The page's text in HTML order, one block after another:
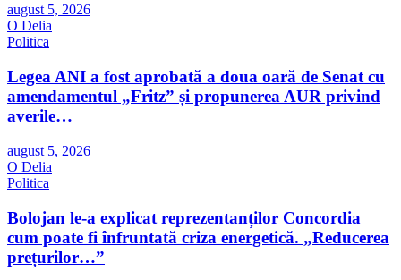
august 5, 2026
O Delia
Politica
Legea ANI a fost aprobată a doua oară de Senat cu
amendamentul „Fritz” și propunerea AUR privind
averile…
august 5, 2026
O Delia
Politica
Bolojan le-a explicat reprezentanților Concordia
cum poate fi înfruntată criza energetică. „Reducerea
prețurilor…”